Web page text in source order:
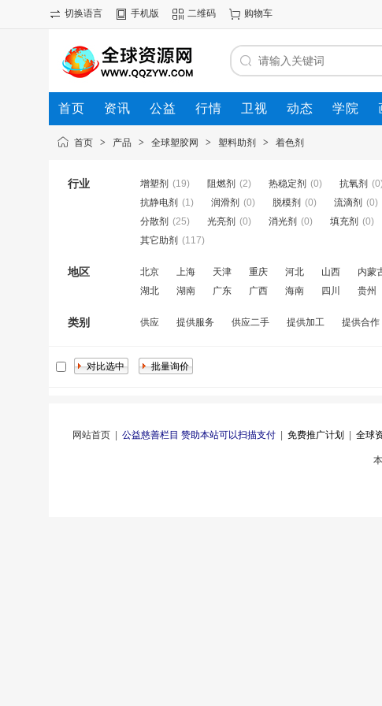
切换语言 手机版 二维码 购物车
首页 资讯 公益 行情 卫视 动态 学院
首页 > 产品 > 全球塑胶网 > 塑料助剂 > 着色剂
行业 增塑剂 (19) 阻燃剂 (2) 热稳定剂 (0) 抗氧剂 (0)
抗静电剂 (1) 润滑剂 (0) 脱模剂 (0) 流滴剂 (0)
分散剂 (25) 光亮剂 (0) 消光剂 (0) 填充剂 (0)
其它助剂 (117)
地区 北京 上海 天津 重庆 河北 山西 内蒙
湖北
湖南 广东 广西 海南 四川 贵州
类别 供应 提供服务 供应二手 提供加工 提供合作
网站首页| 公益慈善栏目 赞助本站可以扫描支付| 免费推广计划 全球